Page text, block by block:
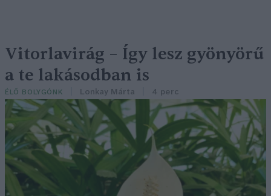
Vitorlavirág – Így lesz gyönyörű
a te lakásodban is
ÉLŐ BOLYGÓNK Lonkay Márta 4 perc